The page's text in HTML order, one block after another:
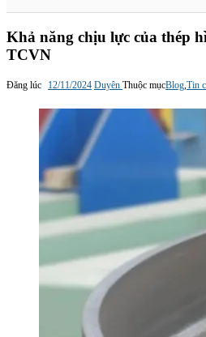
Khả năng chịu lực của thép
TCVN
Đăng lúc 12/11/2024 Duyên Thuộc mụcBlog Tin